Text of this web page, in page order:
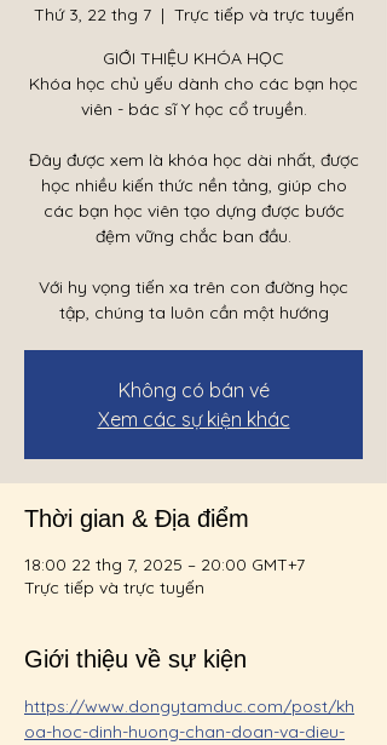
Thứ 3, 22 thg 7
  |
Trực tiếp và trực tuyến
GIỚI THIỆU KHÓA HỌC
Khóa học chủ yếu dành cho các bạn học
viên - bác sĩ Y học cổ truyền.
Đây được xem là khóa học dài nhất, được
học nhiều kiến thức nền tảng, giúp cho
các bạn học viên tạo dựng được bước
đệm vững chắc ban đầu.
Với hy vọng tiến xa trên con đường học
tập, chúng ta luôn cần một hướng
Không có bán vé
Xem các sự kiện khác
Thời gian & Địa điểm
18:00 22 thg 7, 2025 – 20:00 GMT+7
Trực tiếp và trực tuyến
Giới thiệu về sự kiện
https://www.dongytamduc.com/post/kh
oa-hoc-dinh-huong-chan-doan-va-dieu-